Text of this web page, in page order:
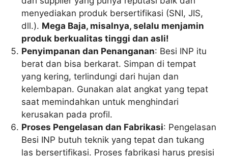
menyediakan produk bersertifikasi (SNI, JIS,
dll.). Mega Baja, misalnya, selalu menjamin
produk berkualitas tinggi dan asli!
Penyimpanan dan Penanganan: Besi INP itu
berat dan bisa berkarat. Simpan di tempat
yang kering, terlindungi dari hujan dan
kelembapan. Gunakan alat angkat yang tepat
saat memindahkan untuk menghindari
kerusakan pada profil.
Proses Pengelasan dan Fabrikasi: Pengelasan
Besi INP butuh teknik yang tepat dan tukang
las bersertifikasi. Proses fabrikasi harus presisi